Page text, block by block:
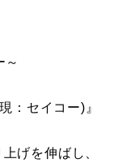
～
：セイコー)』
げを伸ばし、